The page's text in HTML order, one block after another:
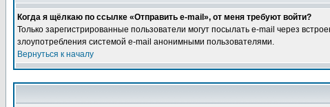
Когда я щёлкаю по ссылке «Отправить e-mail», от меня требуют войти?
Только зарегистрированные пользователи могут посылать e-mail через
злоупотребления системой e-mail анонимными пользователями.
Вернуться к началу